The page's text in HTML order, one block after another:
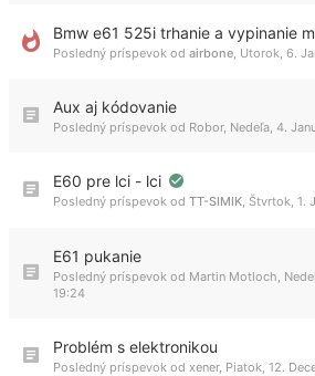
Bmw e61 525i trhanie a vypinanie
Posledný príspevok od airbone Utorok, 6.
Aux aj kódovanie
Posledný príspevok od Robor, Nedeľa, 4.
E60 pre lci - lci
Posledný príspevok od TT-SIMIK, Štvrtok, 1.
E61 pukanie
Posledný príspevok od Martin Motloch
19:24
Problém s elektronikou
Posledný príspevok od xener, Piatok, 12.